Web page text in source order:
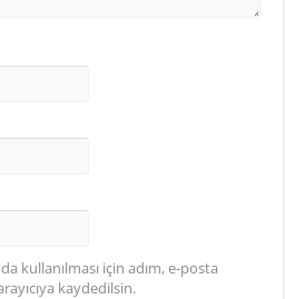
kullanılması için adım, e-posta
kaydedilsin.